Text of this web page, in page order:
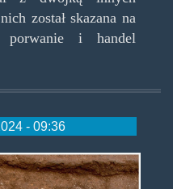
został skazana na
i handel
- 09:36